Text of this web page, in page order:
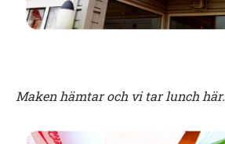
Maken hämtar och vi tar lunch här.